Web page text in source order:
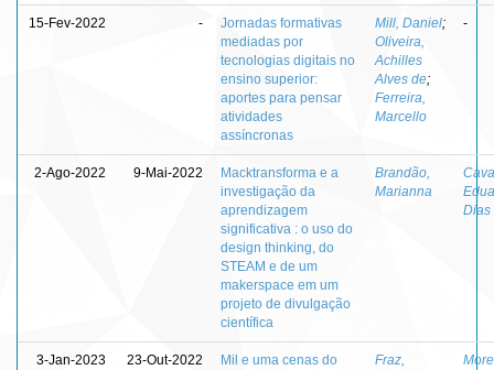
15-Fev-2022 -
Jornadas formativas
mediadas por
tecnologias digitais no
ensino superior:
aportes para pensar
atividades
assíncronas
Mill, Daniel;
Oliveira,
Achilles
Alves de;
Ferreira,
Marcello
-
2-Ago-2022 9-Mai-2022
Macktransforma e a
investigação da
aprendizagem
significativa : o uso do
design thinking, do
STEAM e de um
makerspace em um
projeto de divulgação
científica
Brandão,
Marianna
Dias
3-Jan-2023 23-Out-2022
Mil e uma cenas do
Fraz,